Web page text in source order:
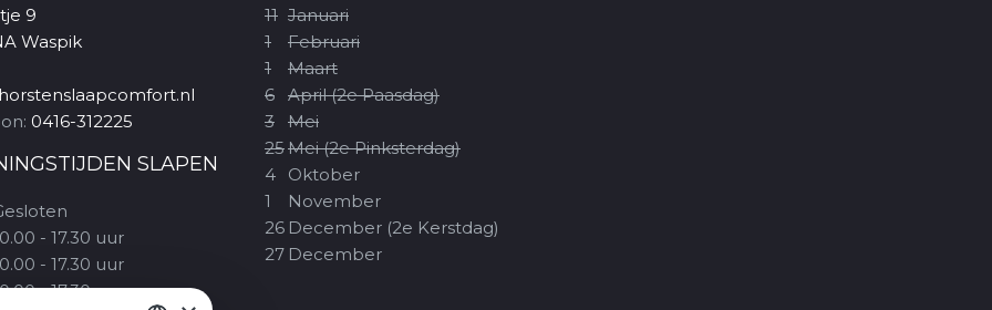
9
Waspik
0416-312225
SLAPEN
- 17.30 uur
- 17.30 uur
- 17.30 uur
11 Januari
1
Februari
1
Maart
6
April (2e Paasdag)
3
Mei
25Mei (2e Pinksterdag)
4
Oktober
1
November
26 December (2e Kerstdag)
27 December